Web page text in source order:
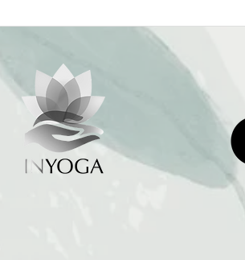
Descubra Aulas Dinâmicas e